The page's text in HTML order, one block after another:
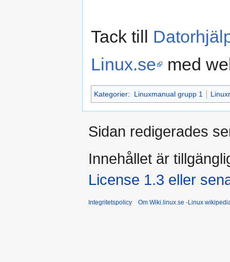
Tack till
Linux.se
med
Kategorier: Linuxmanual grupp 1
Sidan redigerades
Innehållet är
License 1.3 eller
Integritetspolicy Om Wiki.linux.se -Linux